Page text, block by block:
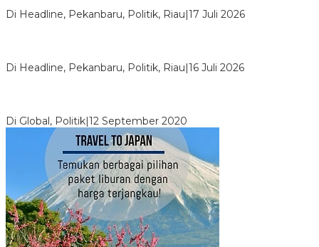
Di Headline, Pekanbaru, Politik, Riau|17 Juli 2026
Di Headline, Pekanbaru, Politik, Riau|16 Juli 2026
Di Global, Politik|12 September 2020